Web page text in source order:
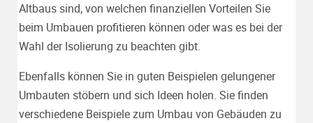
Altbaus sind, von welchen finanziellen Vorteilen Sie
beim Umbauen profitieren können oder was es bei der
Wahl der Isolierung zu beachten gibt.
Ebenfalls können Sie in guten Beispielen gelungener
Umbauten stöbern und sich Ideen holen. Sie finden
verschiedene Beispiele zum Umbau von Gebäuden zu